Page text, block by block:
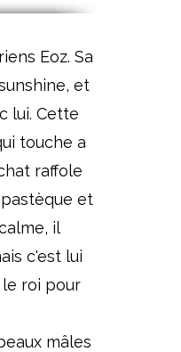
Eoz. Sa
et
lui. Cette
touche a
raffole
et
il
c'est lui
roi pour
mâles